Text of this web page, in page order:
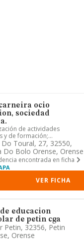
ocio
sociedad
de actividades
y de formación;
de actividades de ocio y
Do Toural, 27, 32550,
Do Bolo Orense, Orense
encontrada en ficha
VER FICHA
educacion
de petin cga
Petin, 32356, Petin
Orense